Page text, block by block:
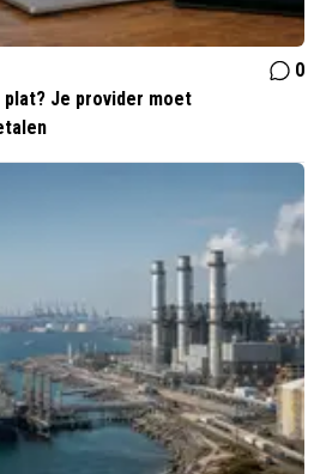
0
plat? Je provider moet